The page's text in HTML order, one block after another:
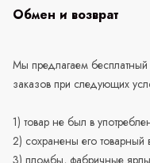
Обмен и возврат
Мы предлагаем
заказов при следующих
1) товар не был в
2) сохранены его товарный